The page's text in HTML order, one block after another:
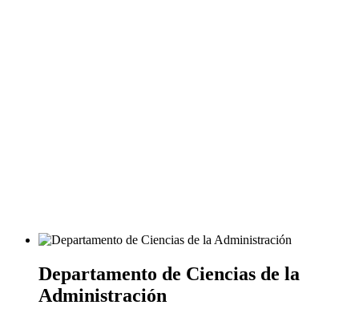
Departamento de Ciencias de la
Administración